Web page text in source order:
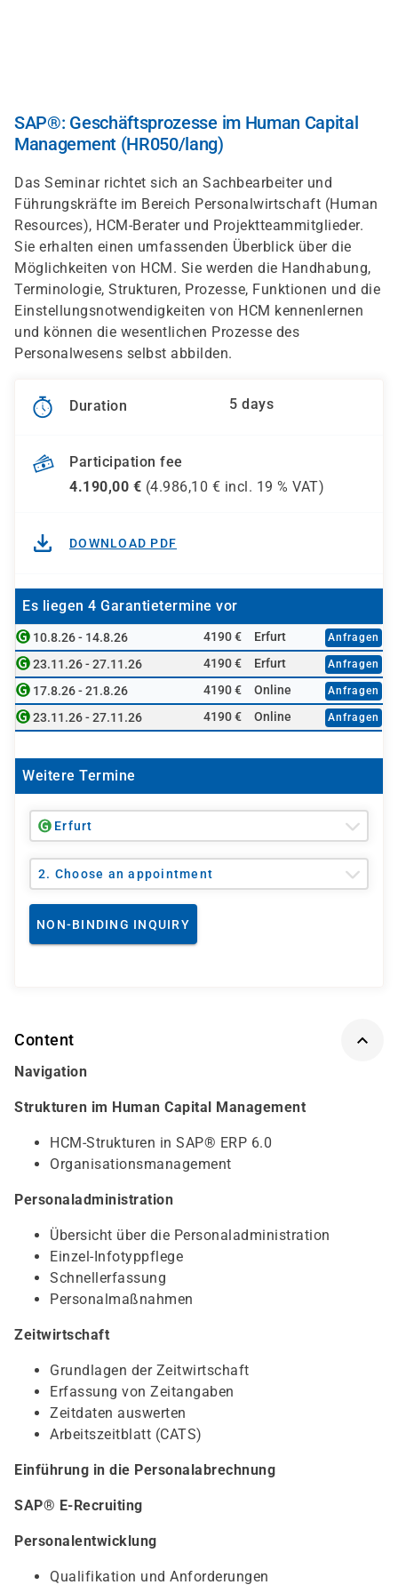
SAP®: Geschäftsprozesse im Human Capital
Management (HR050/lang)
Das Seminar richtet sich an Sachbearbeiter und
Führungskräfte im Bereich Personalwirtschaft (Human
Resources), HCM-Berater und Projektteammitglieder.
Sie erhalten einen umfassenden Überblick über die
Möglichkeiten von HCM. Sie werden die Handhabung,
Terminologie, Strukturen, Prozesse, Funktionen und die
Einstellungsnotwendigkeiten von HCM kennenlernen
und können die wesentlichen Prozesse des
Personalwesens selbst abbilden.
Duration 5 days
Participation fee
4.190,00 € (4.986,10 € incl. 19 % VAT)
DOWNLOAD PDF
Es liegen 4 Garantietermine vor
10.8.26 - 14.8.26 4190 € Erfurt Anfragen
23.11.26 - 27.11.26 4190 € Erfurt Anfragen
17.8.26 - 21.8.26 4190 € Online Anfragen
23.11.26 - 27.11.26 4190 € Online Anfragen
Weitere Termine
Erfurt
2. Choose an appointment
NON-BINDING INQUIRY
Content
Navigation
Strukturen im Human Capital Management
HCM-Strukturen in SAP® ERP 6.0
Organisationsmanagement
Personaladministration
Übersicht über die Personaladministration
Einzel-Infotyppflege
Schnellerfassung
Personalmaßnahmen
Zeitwirtschaft
Grundlagen der Zeitwirtschaft
Erfassung von Zeitangaben
Zeitdaten auswerten
Arbeitszeitblatt (CATS)
Einführung in die Personalabrechnung
SAP® E-Recruiting
Personalentwicklung
Qualifikation und Anforderungen